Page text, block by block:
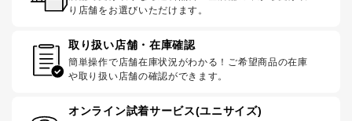
り店舗をお選びいただけます。
取り扱い店舗・在庫確認
簡単操作で店舗在庫状況がわかる！ご希望商品の在庫
や取り扱い店舗の確認ができます。
オンライン試着サービス(ユニサイズ)